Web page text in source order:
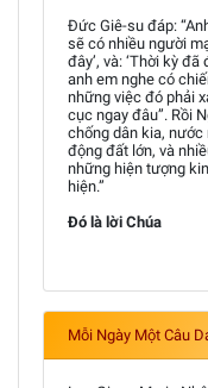
Đức Giê-su đáp:
sẽ có nhiều người
đây’, và: ‘Thời kỳ
anh em nghe có
những việc đó phải
cục ngay đâu”. Rồi
chống dân kia, nước
động đất lớn, và
những hiện tượng
hiện.”
Đó là lời Chúa
Mỗi Ngày Một Câu